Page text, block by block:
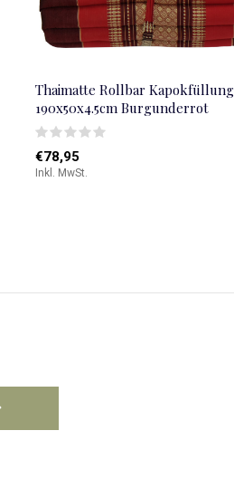
Thaimatte Rollbar Kapokfüllung
190x50x4.5cm Burgunderrot
€78,95
Inkl. MwSt.